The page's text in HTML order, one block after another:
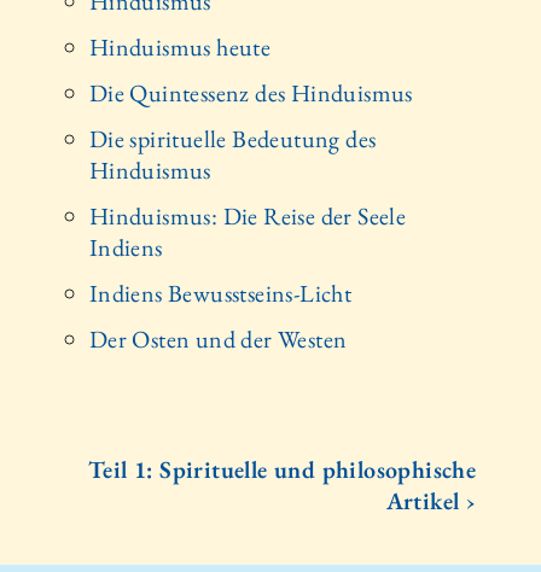
Hinduismus heute
Die Quintessenz des Hinduismus
Die spirituelle Bedeutung des
Hinduismus
Hinduismus: Die Reise der Seele
Indiens
Indiens Bewusstseins-Licht
Der Osten und der Westen
Teil 1: Spirituelle und philosophische
Artikel ›